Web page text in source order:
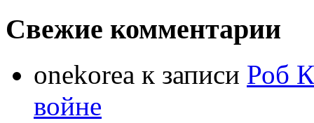
Свежие комментарии
onekorea к записи Роб
войне